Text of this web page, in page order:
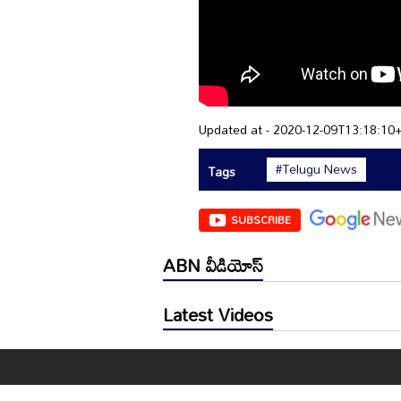
Updated at - 2020-12-
Tags
#Telugu News
SUBSCRIBE
ABN వీడియోస్
Latest Videos